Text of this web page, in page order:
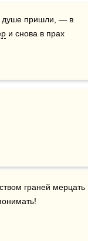
душе пришли, — в
и снова в прах
граней мерцать